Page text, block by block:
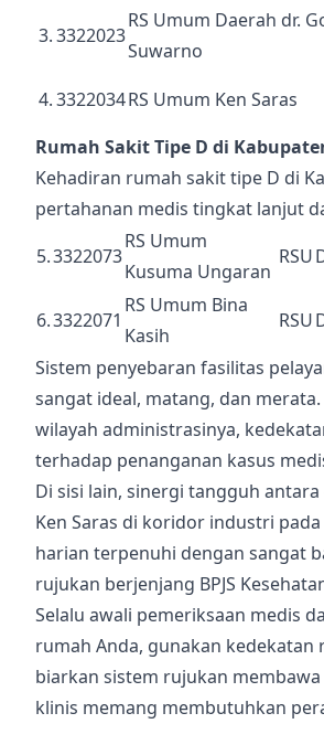
3.3322023
RS Umum Daerah dr.
Suwarno
4.3322034RS Umum Ken Saras
Rumah Sakit Tipe D di
Kehadiran rumah sakit tipe D di
pertahanan medis tingkat lanjut
5.3322073
RS Umum
Kusuma Ungaran
RSU
6.3322071
RS Umum Bina
Kasih
RSU
Sistem penyebaran fasilitas
sangat ideal, matang, dan
wilayah administrasinya,
terhadap penanganan kasus
Di sisi lain, sinergi tangguh
Ken Saras di koridor industri
harian terpenuhi dengan sangat
rujukan berjenjang BPJS
Selalu awali pemeriksaan medis
rumah Anda, gunakan kedekatan
biarkan sistem rujukan
klinis memang membutuhkan